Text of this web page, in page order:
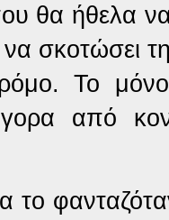
θα ήθελα
σκοτώσει
Το
από
το